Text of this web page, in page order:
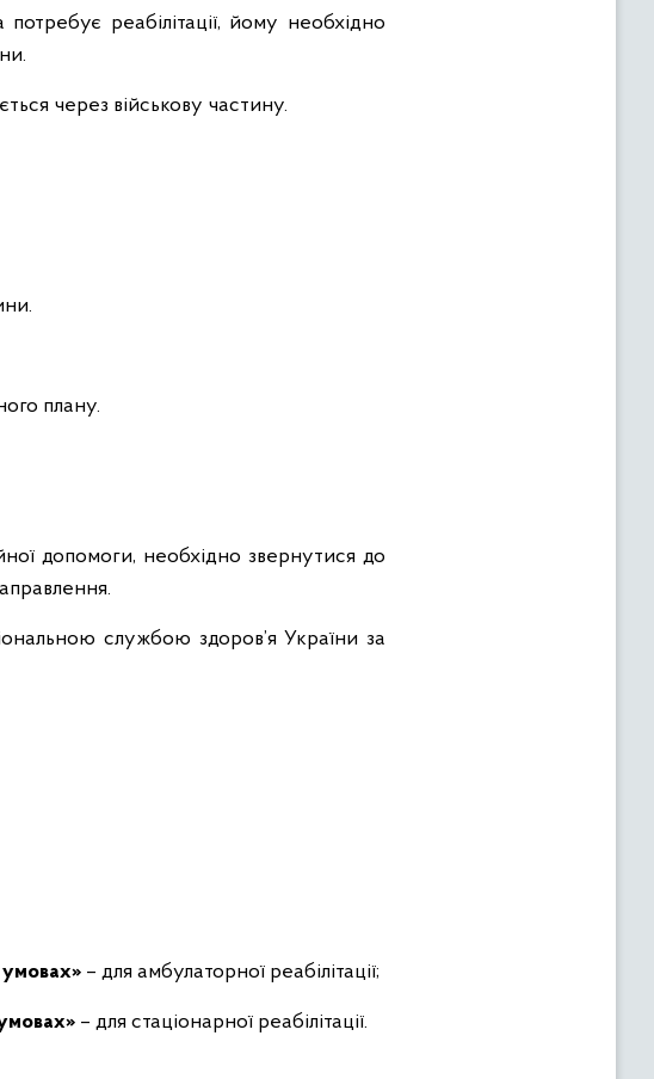
реабілітації, йому необхідно
через військову частину.
плану.
допомоги, необхідно звернутися до
службою здоров’я України за
умовах» – для амбулаторної реабілітації;
– для стаціонарної реабілітації.